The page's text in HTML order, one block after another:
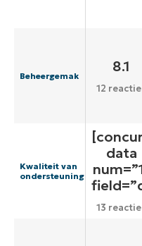
Beheergemak
8.1
12
Kwaliteit van
ondersteuning
data
13